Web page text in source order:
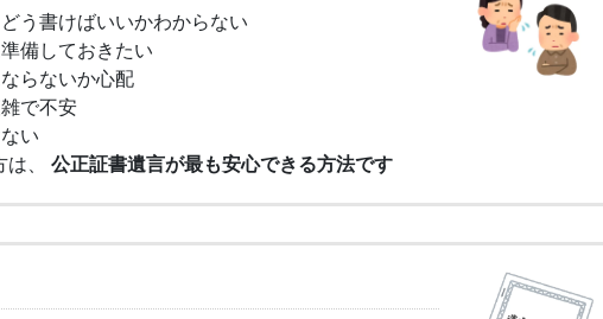
う書けばいいかわからない
備しておきたい
らないか心配
で不安
い
は、 公正証書遺言が最も安心できる方法です